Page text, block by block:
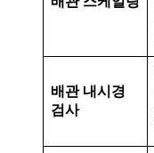
배관 내시경
검사